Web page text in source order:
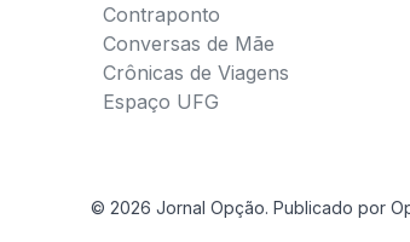
Contraponto
Conversas de Mãe
Crônicas de Viagens
Espaço UFG
© 2026 Jornal Opção. Publicado por